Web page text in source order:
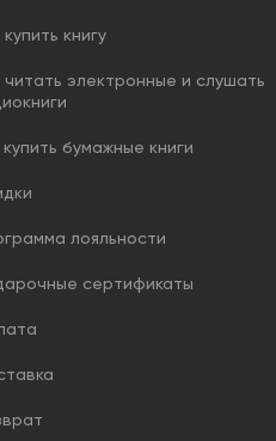
купить книгу
читать электронные и слушать
купить бумажные книги
лояльности
сертификаты